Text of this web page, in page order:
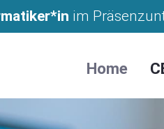
in
im
Home